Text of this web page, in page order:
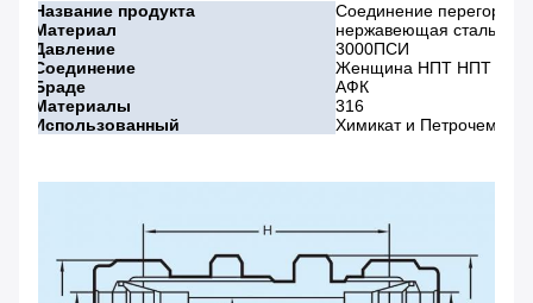
Название продукта
Соединение
Материал
нержавеющая сталь 316
Давление
3000ПСИ
Соединение
Женщина НПТ НПТ кс
Браде
АФК
Материалы
316
Использованный
Химикат и Петрочемикал